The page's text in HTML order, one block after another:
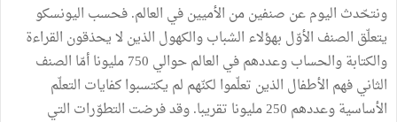
ونتحّدث اليوم عن صنفين من الأميين في العالم. فحسب اليونسكو
يتعلّق الصنف الأوّل بهؤلاء الشباب والكهول الذين لا يحذقون القراءة
والكتابة والحساب وعددهم في العالم حوالي 750 مليونا أمّا الصنف
الثاني فهم الأطفال الذين تعلّموا لكنّهم لم يكتسبوا كفايات التعلّم
الأساسية وعددهم 250 مليونا تقريبا. وقد فرضت التطوّرات التي